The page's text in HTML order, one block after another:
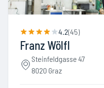
4.2(45)
Franz Wölfl
Steinfeldgasse 47
8020 Graz